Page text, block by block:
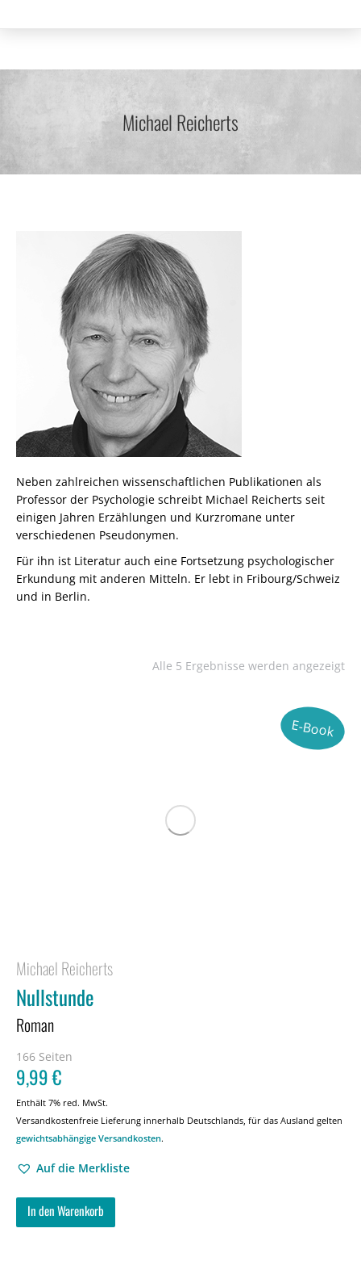
Michael Reicherts
Neben zahlreichen wissenschaftlichen Publikationen als
Professor der Psychologie schreibt Michael Reicherts seit
einigen Jahren Erzählungen und Kurzromane unter
verschiedenen Pseudonymen.
Für ihn ist Literatur auch eine Fortsetzung psychologischer
Erkundung mit anderen Mitteln. Er lebt in Fribourg/Schweiz
und in Berlin.
Alle 5 Ergebnisse werden angezeigt
E-Book
Michael Reicherts
Nullstunde
Roman
166 Seiten
9,99€
Enthält 7% red. MwSt.
Versandkostenfreie Lieferung innerhalb Deutschlands, für das Ausland gelten
gewichtsabhängige Versandkosten.
Auf die Merkliste
In den Warenkorb